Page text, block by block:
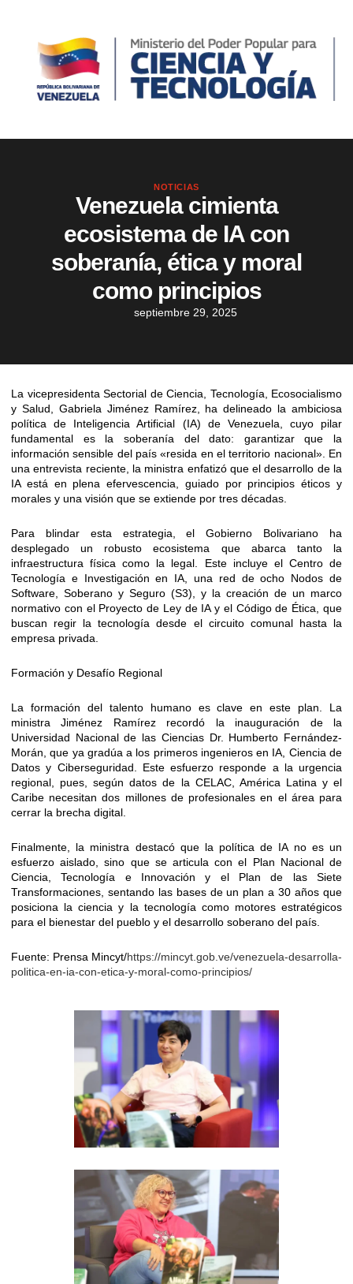
NOTICIAS
Venezuela cimienta
ecosistema de IA con
soberanía, ética y moral
como principios
septiembre 29, 2025
La vicepresidenta Sectorial de Ciencia, Tecnología, Ecosocialismo
y Salud, Gabriela Jiménez Ramírez, ha delineado la ambiciosa
política de Inteligencia Artificial (IA) de Venezuela, cuyo pilar
fundamental es la soberanía del dato: garantizar que la
información sensible del país «resida en el territorio nacional». En
una entrevista reciente, la ministra enfatizó que el desarrollo de la
IA está en plena efervescencia, guiado por principios éticos y
morales y una visión que se extiende por tres décadas.
Para blindar esta estrategia, el Gobierno Bolivariano ha
desplegado un robusto ecosistema que abarca tanto la
infraestructura física como la legal. Este incluye el Centro de
Tecnología e Investigación en IA, una red de ocho Nodos de
Software, Soberano y Seguro (S3), y la creación de un marco
normativo con el Proyecto de Ley de IA y el Código de Ética, que
buscan regir la tecnología desde el circuito comunal hasta la
empresa privada.
Formación y Desafío Regional
La formación del talento humano es clave en este plan. La
ministra Jiménez Ramírez recordó la inauguración de la
Universidad Nacional de las Ciencias Dr. Humberto Fernández-
Morán, que ya gradúa a los primeros ingenieros en IA, Ciencia de
Datos y Ciberseguridad. Este esfuerzo responde a la urgencia
regional, pues, según datos de la CELAC, América Latina y el
Caribe necesitan dos millones de profesionales en el área para
cerrar la brecha digital.
Finalmente, la ministra destacó que la política de IA no es un
esfuerzo aislado, sino que se articula con el Plan Nacional de
Ciencia, Tecnología e Innovación y el Plan de las Siete
Transformaciones, sentando las bases de un plan a 30 años que
posiciona la ciencia y la tecnología como motores estratégicos
para el bienestar del pueblo y el desarrollo soberano del país.
Fuente: Prensa Mincyt/https://mincyt.gob.ve/venezuela-desarrolla-
politica-en-ia-con-etica-y-moral-como-principios/